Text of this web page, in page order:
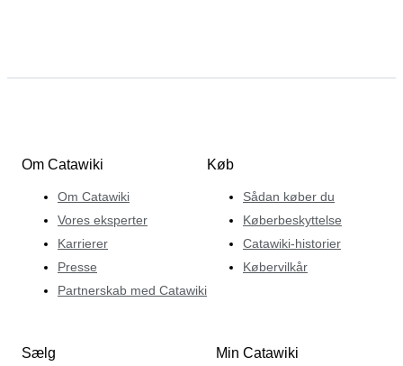
Om Catawiki
Om Catawiki
Vores eksperter
Karrierer
Presse
Partnerskab med Catawiki
Køb
Sådan køber du
Køberbeskyttelse
Catawiki-historier
Købervilkår
Sælg Min Catawiki